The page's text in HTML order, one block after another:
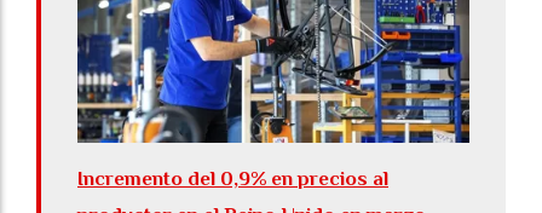
Incremento del 0,9% en precios al